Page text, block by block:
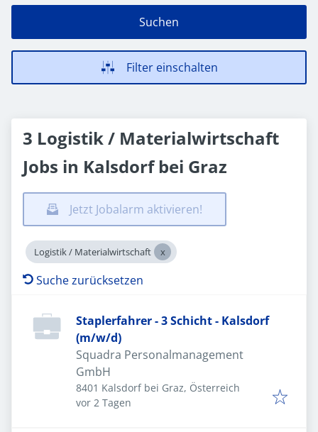
Suchen
Filter einschalten
3 Logistik / Materialwirtschaft
Jobs in Kalsdorf bei Graz
Jetzt Jobalarm aktivieren!
Logistik / Materialwirtschaft
Suche zurücksetzen
Staplerfahrer - 3 Schicht - Kalsdorf
(m/w/d)
Squadra Personalmanagement
GmbH
8401 Kalsdorf bei Graz, Österreich
Veröffentlicht
vor 2 Tagen